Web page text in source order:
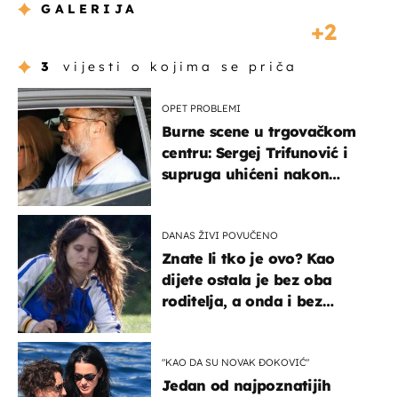
GALERIJA
2
3 vijesti o kojima se priča
OPET PROBLEMI
Burne scene u trgovačkom
centru: Sergej Trifunović i
supruga uhićeni nakon
DANAS ŽIVI POVUČENO
Znate li tko je ovo? Kao
dijete ostala je bez oba
roditelja, a onda i bez
"KAO DA SU NOVAK ĐOKOVIĆ"
Jedan od najpoznatijih